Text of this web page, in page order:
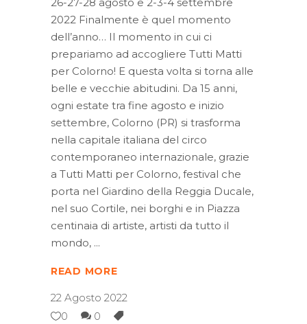
2022 Finalmente è quel momento
dell’anno… Il momento in cui ci
prepariamo ad accogliere Tutti Matti
per Colorno! E questa volta si torna alle
belle e vecchie abitudini. Da 15 anni,
ogni estate tra fine agosto e inizio
settembre, Colorno (PR) si trasforma
nella capitale italiana del circo
contemporaneo internazionale, grazie
a Tutti Matti per Colorno, festival che
porta nel Giardino della Reggia Ducale,
nel suo Cortile, nei borghi e in Piazza
centinaia di artiste, artisti da tutto il
mondo,
READ MORE
22 Agosto 2022
0
0